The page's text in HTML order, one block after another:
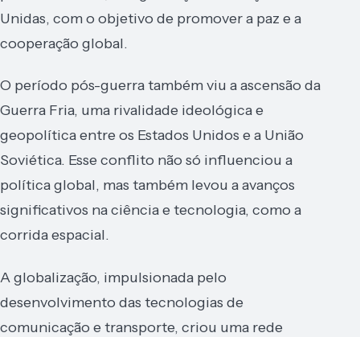
Unidas, com o objetivo de promover a paz e a
cooperação global.
O período pós-guerra também viu a ascensão da
Guerra Fria, uma rivalidade ideológica e
geopolítica entre os Estados Unidos e a União
Soviética. Esse conflito não só influenciou a
política global, mas também levou a avanços
significativos na ciência e tecnologia, como a
corrida espacial.
A globalização, impulsionada pelo
desenvolvimento das tecnologias de
comunicação e transporte, criou uma rede